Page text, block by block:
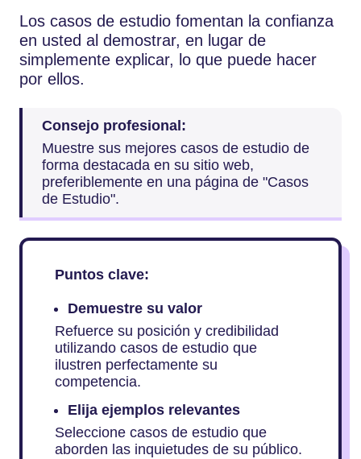
Los casos de estudio fomentan la confianza
en usted al demostrar, en lugar de
simplemente explicar, lo que puede hacer
por ellos.
Consejo profesional:
Muestre sus mejores casos de estudio de
forma destacada en su sitio web,
preferiblemente en una página de "Casos
de Estudio".
Puntos clave:
Demuestre su valor
Refuerce su posición y credibilidad
utilizando casos de estudio que
ilustren perfectamente su
competencia.
Elija ejemplos relevantes
Seleccione casos de estudio que
aborden las inquietudes de su público.